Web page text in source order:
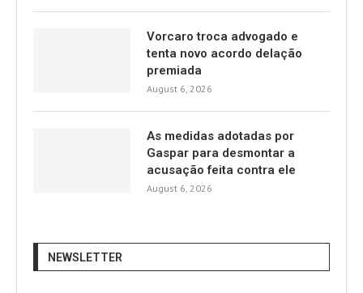
Vorcaro troca advogado e
tenta novo acordo delação
premiada
August 6, 2026
As medidas adotadas por
Gaspar para desmontar a
acusação feita contra ele
August 6, 2026
NEWSLETTER